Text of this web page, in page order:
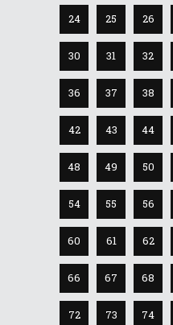
24 25 26
30 31 32
36 37 38
42 43 44
48 49 50
54 55 56
60 61 62
66 67 68
72 73 74